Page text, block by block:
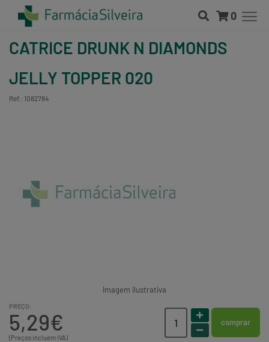
0
CATRICE DRUNK N DIAMONDS
JELLY TOPPER 020
Ref.: 1082784
Imagem ilustrativa
PREÇO:
5,29€
(Preços incluem IVA)
comprar